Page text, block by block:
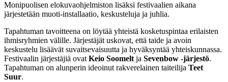
Monipuolisen elokuvaohjelmiston lisäksi festivaalien aikana
järjestetään muoti-installaatio, keskusteluja ja juhlia.
Tapahtuman tavoitteena on löytää yhteistä kosketuspintaa erilaisten
ihmisryhmien välille. Järjestäjät uskovat, että taide ja avoin
keskustelu lisäävät suvaitsevaisuutta ja hyväksyntää yhteiskunnassa.
Festivaalin järjestäjiä ovatKeio Soomeltja Sevenbow -järjestö.
Tapahtuman on alunperin ideoinut rakverelainen taiteilija Teet
Suur.